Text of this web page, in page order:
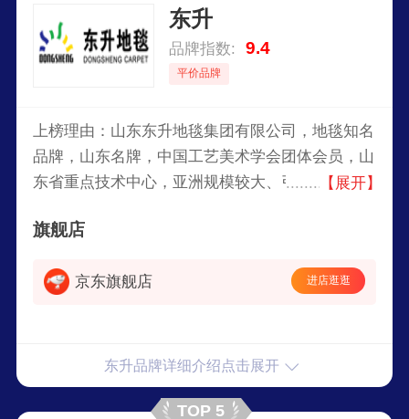
东升
品牌指数: 9.4
平价品牌
上榜理由：山东东升地毯集团有限公司，地毯知名
品牌，山东名牌，中国工艺美术学会团体会员，山
东省重点技术中心，亚洲规模较大、引进设备最先
最强的地毯研究与设计开发中心之一。
【展开】
旗舰店
京东旗舰店 进店逛逛
东升品牌详细介绍点击展开
TOP 5